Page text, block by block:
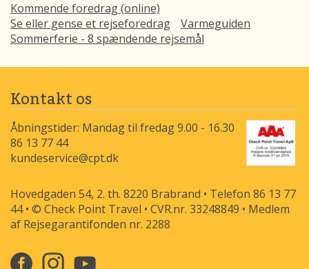
Kommende foredrag (online)
Se eller gense et rejseforedrag
Varmeguiden
Sommerferie - 8 spændende rejsemål
Kontakt os
Åbningstider: Mandag til fredag 9.00 - 16.30
86 13 77 44
kundeservice@cpt.dk
Hovedgaden 54, 2. th. 8220 Brabrand • Telefon 86 13 77
44 • © Check Point Travel • CVR.nr. 33248849 • Medlem
af Rejsegarantifonden nr. 2288